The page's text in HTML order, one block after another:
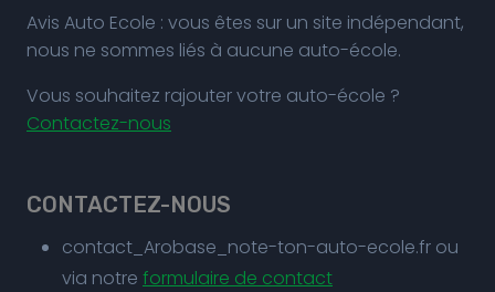
Avis Auto Ecole : vous êtes sur un site indépendant,
nous ne sommes liés à aucune auto-école.
Vous souhaitez rajouter votre auto-école ?
Contactez-nous
CONTACTEZ-NOUS
contact_Arobase_note-ton-auto-ecole.fr ou
via notre formulaire de contact